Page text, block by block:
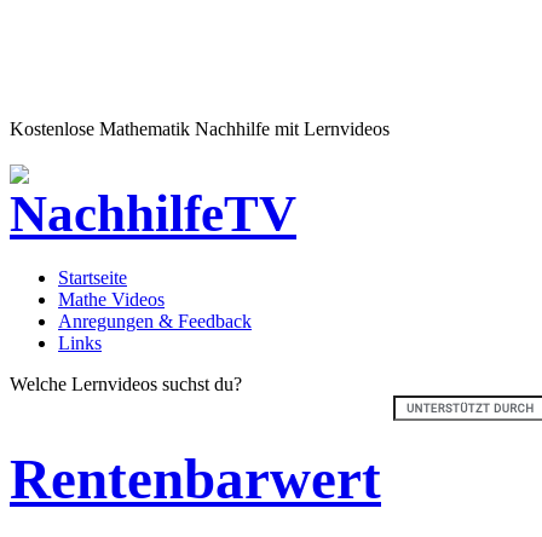
Kostenlose Mathematik Nachhilfe mit Lernvideos
Startseite
Mathe Videos
Anregungen & Feedback
Links
Welche Lernvideos suchst du?
Rentenbarwert